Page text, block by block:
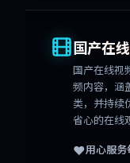
国产在
国产在线视
频内容，涵
类，并持续
省心的在线
❤️用心服